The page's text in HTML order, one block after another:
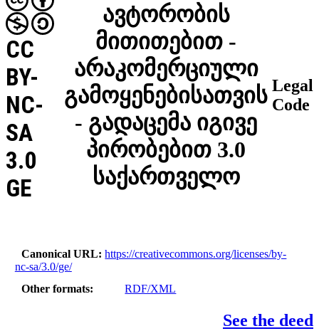
ავტორობის
მითითებით -
არაკომერციული
გამოყენებისათვის
- გადაცემა იგივე
პირობებით 3.0
საქართველო
CC
BY-
NC-
SA
3.0
GE
Legal
Code
Canonical URL
https://creativecommons.org/licenses/by-
nc-sa/3.0/ge/
Other formats
RDF/XML
See the deed